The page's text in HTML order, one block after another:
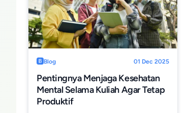
Blog 01 Dec 2025
Pentingnya Menjaga Kesehatan
Mental Selama Kuliah Agar Tetap
Produktif